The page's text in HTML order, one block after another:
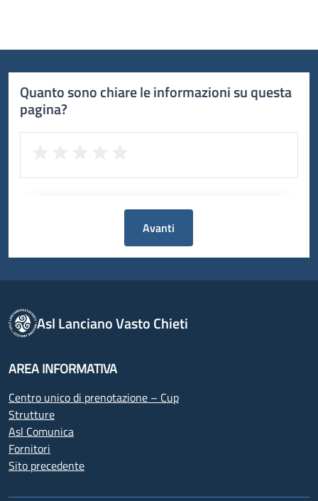
Quanto sono chiare le informazioni su questa
pagina?
Avanti
Asl Lanciano Vasto Chieti
AREA INFORMATIVA
Centro unico di prenotazione – Cup
Strutture
Asl Comunica
Fornitori
Sito precedente